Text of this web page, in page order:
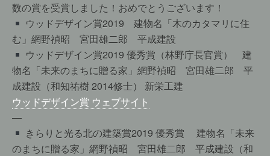
数の賞を受賞しました！おめでとうございます！
ウッドデザイン賞2019 建物名「木のカタマリに住
む」網野禎昭 宮田雄二郎 平成建設
ウッドデザイン賞2019 優秀賞（林野庁長官賞） 建
物名「未来のまちに贈る家」網野禎昭 宮田雄二郎 平
成建設（和知祐樹 2014修士） 新栄工建
ウッドデザイン賞 ウェブサイト
—
きらりと光る北の建築賞2019 優秀賞 建物名「未来
のまちに贈る家」網野禎昭 宮田雄二郎 平成建設（和